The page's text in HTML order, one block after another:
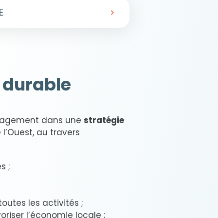
dans une stratégie
au travers
;
les activités ;
l’économie locale ;